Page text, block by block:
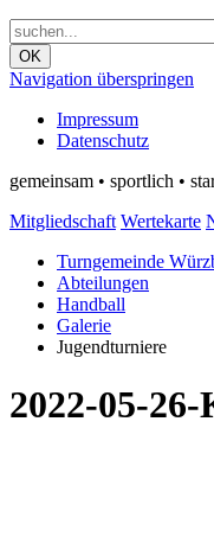
OK
Navigation überspringen
Impressum
Datenschutz
gemeinsam • sportlich •
Mitgliedschaft Wertekarte
Turngemeinde
Abteilungen
Handball
Galerie
Jugendturniere
2022-05-